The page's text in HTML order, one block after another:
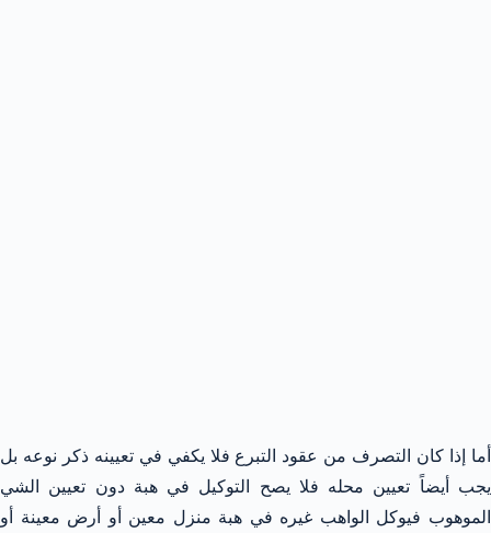
أما إذا كان التصرف من عقود التبرع فلا يكفي في تعيينه ذكر نوعه بل
يجب أيضاً تعيين محله فلا يصح التوكيل في هبة دون تعيين الشي
الموهوب فيوكل الواهب غيره في هبة منزل معين أو أرض معينة أو